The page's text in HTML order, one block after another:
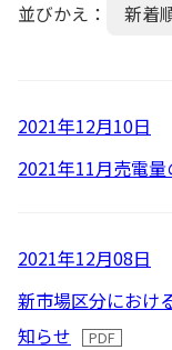
コーポレート
蓄電事業
バイオマス発電
企業理念
私たちの想い
経営メンバー
環境
ガバナンス
TCFD提言に沿
IR情報
IRニュース
財務ハイライト
並びかえ： 新着
古い
2021年12月10日
2021年11月売電
2021年12月08日
新市場区分におけ
知らせ